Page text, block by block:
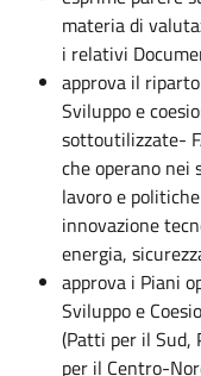
materia di
i relativi
approva il
Sviluppo e
sottoutilizzate-
che operano
lavoro e
innovazione
energia,
approva i Piani
Sviluppo e
(Patti per il
per il Centro-